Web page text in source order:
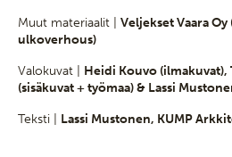
Muut materiaalit | Veljekset Vaara
ulkoverhous)
Valokuvat | Heidi Kouvo (ilmakuvat),
(sisäkuvat + työmaa) & Lassi
Teksti | Lassi Mustonen, KUMP